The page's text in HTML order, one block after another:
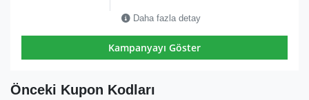
Daha fazla detay
Kampanyayı Göster
Önceki Kupon Kodları